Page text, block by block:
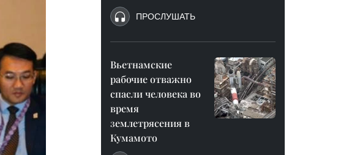
ПРОСЛУШАТЬ
Вьетнамские
рабочие отважно
спасли человека во
время
землетрясения в
Кумамото